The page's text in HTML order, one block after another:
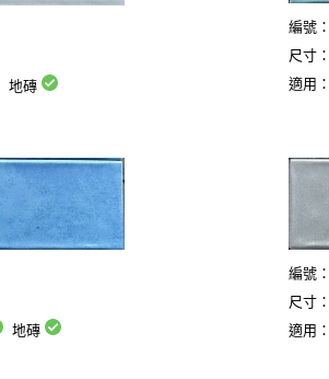
地磚
編號
尺寸
適用
地磚
編號
尺寸
適用